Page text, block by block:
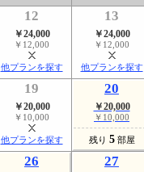
12
￥24,000
￥12,000
他プランを探す
13
￥24,000
￥12,000
他プランを探す
19
￥20,000
￥10,000
他プランを探す
20
￥20,000
￥10,000
残り 5 部屋
26 27